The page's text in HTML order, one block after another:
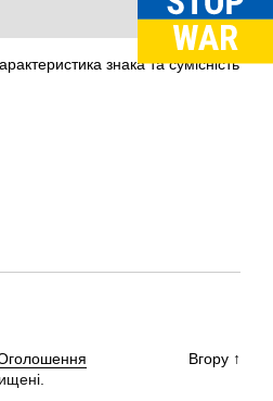
знака та сумісність
Вгору ↑